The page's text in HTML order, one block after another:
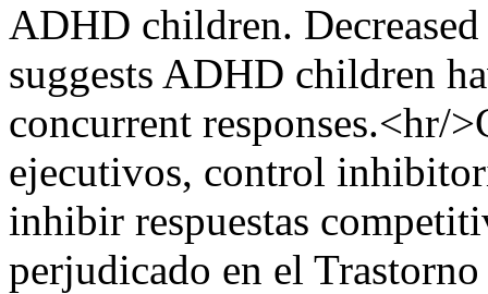
ADHD children.
suggests ADHD children
concurrent responses.<hr/
ejecutivos, control
inhibir respuestas
perjudicado en el